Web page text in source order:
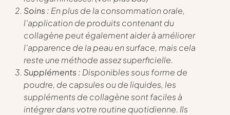
Soins : En plus de la consommation orale,
l’application de produits contenant du
collagène peut également aider à améliorer
l’apparence de la peau en surface, mais cela
reste une méthode assez superficielle.
Suppléments : Disponibles sous forme de
poudre, de capsules ou de liquides, les
suppléments de collagène sont faciles à
intégrer dans votre routine quotidienne. Ils